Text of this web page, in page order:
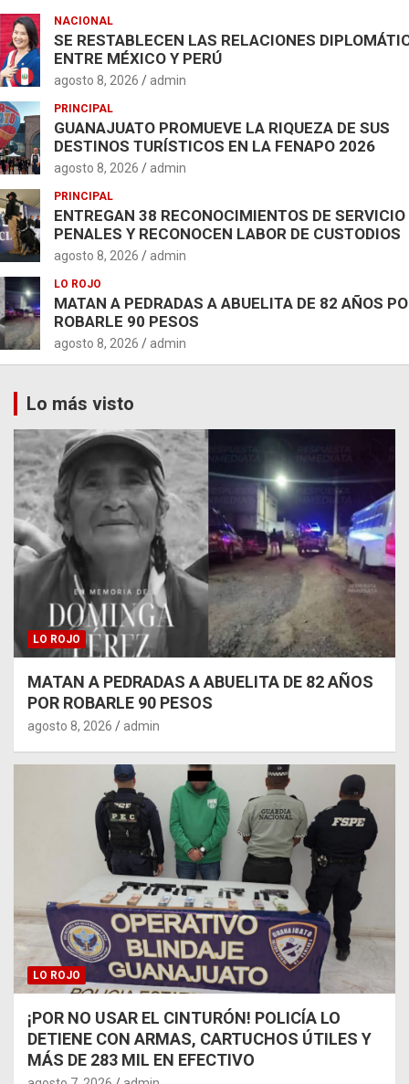
NACIONAL
SE RESTABLECEN LAS RELACIONES
ENTRE MÉXICO Y PERÚ
agosto 8, 2026 admin
PRINCIPAL
GUANAJUATO PROMUEVE LA RIQUEZA DE SUS
DESTINOS TURÍSTICOS EN LA FENAPO 2026
agosto 8, 2026 admin
PRINCIPAL
ENTREGAN 38 RECONOCIMIENTOS DE SERVICIO
PENALES Y RECONOCEN LABOR DE CUSTODIOS
agosto 8, 2026 admin
LO ROJO
MATAN A PEDRADAS A ABUELITA DE 82 AÑOS
ROBARLE 90 PESOS
agosto 8, 2026 admin
Lo más visto
LO ROJO
MATAN A PEDRADAS A ABUELITA DE 82 AÑOS
POR ROBARLE 90 PESOS
agosto 8, 2026 admin
LO ROJO
¡POR NO USAR EL CINTURÓN! POLICÍA LO
DETIENE CON ARMAS, CARTUCHOS ÚTILES Y
MÁS DE 283 MIL EN EFECTIVO